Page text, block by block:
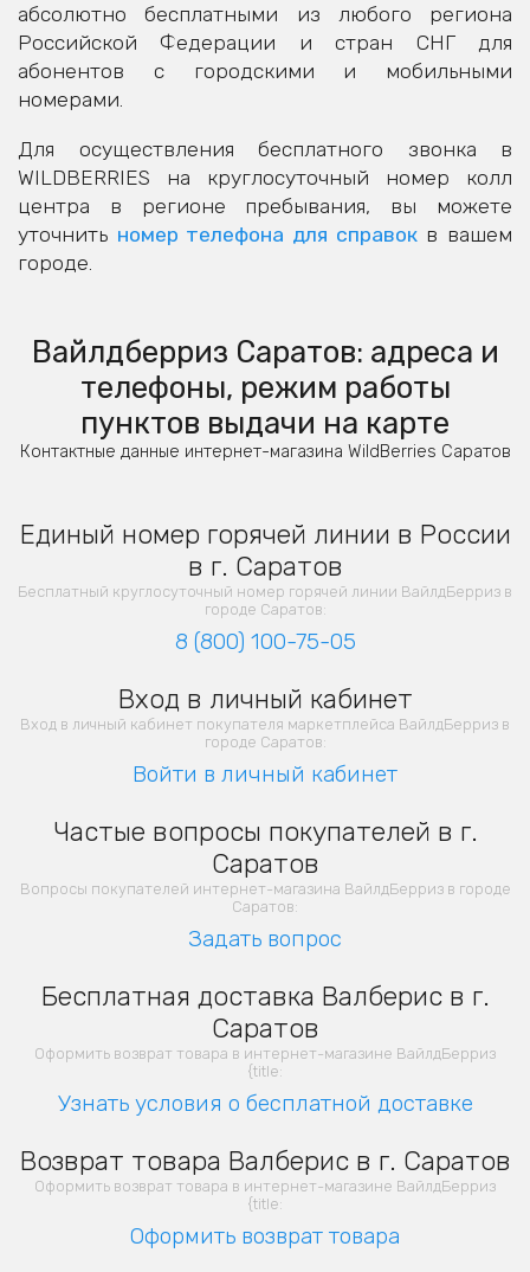
абсолютно бесплатными из любого региона
Российской Федерации и стран СНГ для
абонентов с городскими и мобильными
номерами.
Для осуществления бесплатного звонка в
WILDBERRIES на круглосуточный номер колл
центра в регионе пребывания, вы можете
уточнить номер телефона для справокв вашем
городе.
Вайлдберриз Саратов: адреса и
телефоны, режим работы
пунктов выдачи на карте
Контактные данные интернет-магазина WildBerries Саратов
Единый номер горячей линии в России
в г. Саратов
Бесплатный круглосуточный номер горячей линии ВайлдБерриз в
городе Саратов:
8 (800) 100-75-05
Вход в личный кабинет
Вход в личный кабинет покупателя маркетплейса ВайлдБерриз в
городе Саратов:
Войти в личный кабинет
Частые вопросы покупателей в г.
Саратов
Вопросы покупателей интернет-магазина ВайлдБерриз в городе
Саратов:
Задать вопрос
Бесплатная доставка Валберис в г.
Саратов
Оформить возврат товара в интернет-магазине ВайлдБерриз
{title:
Узнать условия о бесплатной доставке
Возврат товара Валберис в г. Саратов
Оформить возврат товара в интернет-магазине ВайлдБерриз
{title:
Оформить возврат товара